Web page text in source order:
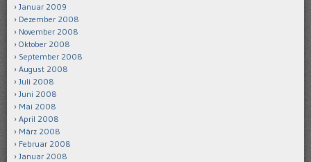
Januar 2009
Dezember 2008
November 2008
Oktober 2008
September 2008
August 2008
Juli 2008
Juni 2008
Mai 2008
April 2008
März 2008
Februar 2008
Januar 2008